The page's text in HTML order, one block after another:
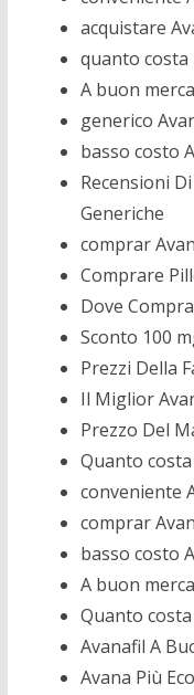
acquistare
quanto costa
A buon
generico
basso costo
Recensioni
Generiche
comprar
Comprare
Dove
Sconto 100
Prezzi Della
Il Miglior
Prezzo Del
Quanto
conveniente
comprar
basso costo
A buon
Quanto
Avanafil A
Avana Più